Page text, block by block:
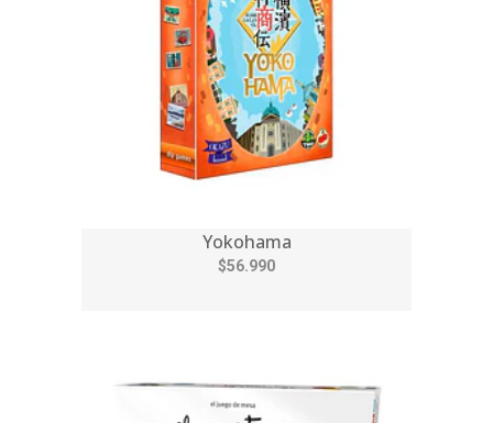
Yokohama
$56.990